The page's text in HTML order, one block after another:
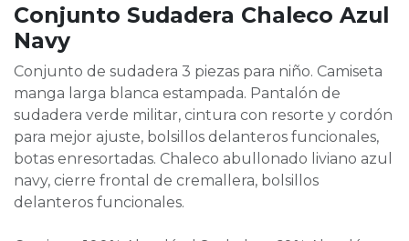
Conjunto Sudadera Chaleco Azul
Navy
Conjunto de sudadera 3 piezas para niño. Camiseta
manga larga blanca estampada. Pantalón de
sudadera verde militar, cintura con resorte y cordón
para mejor ajuste, bolsillos delanteros funcionales,
botas enresortadas. Chaleco abullonado liviano azul
navy, cierre frontal de cremallera, bolsillos
delanteros funcionales.